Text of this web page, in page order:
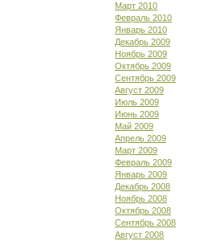
Март 2010
Февраль 2010
Январь 2010
Декабрь 2009
Ноябрь 2009
Октябрь 2009
Сентябрь 2009
Август 2009
Июль 2009
Июнь 2009
Май 2009
Апрель 2009
Март 2009
Февраль 2009
Январь 2009
Декабрь 2008
Ноябрь 2008
Октябрь 2008
Сентябрь 2008
Август 2008